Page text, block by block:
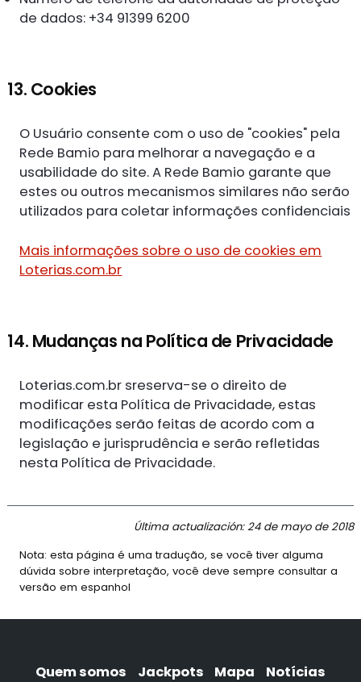
de dados: +34 91399 6200
13. Cookies
O Usuário consente com o uso de "cookies" pela
Rede Bamio para melhorar a navegação e a
usabilidade do site. A Rede Bamio garante que
estes ou outros mecanismos similares não serão
utilizados para coletar informações confidenciais
Mais informações sobre o uso de cookies em
Loterias.com.br
14. Mudanças na Política de Privacidade
Loterias.com.br sreserva-se o direito de
modificar esta Política de Privacidade, estas
modificações serão feitas de acordo com a
legislação e jurisprudência e serão refletidas
nesta Política de Privacidade.
Última actualización: 24 de mayo de 2018
Nota: esta página é uma tradução, se você tiver alguma
dúvida sobre interpretação, você deve sempre consultar a
versão em espanhol
Quem somos Jackpots Mapa
Notícias